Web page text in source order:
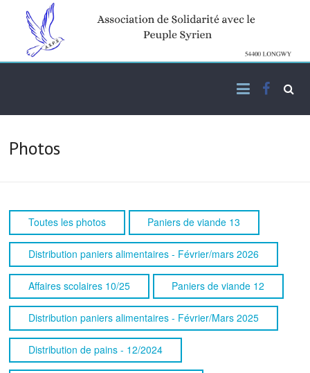
content
Association de solidarité
avec le peuple syrien
Photos
Toutes les photos Paniers de viande 13
Distribution paniers alimentaires - Février/mars 2026
Affaires scolaires 10/25 Paniers de viande 12
Distribution paniers alimentaires - Février/Mars 2025
Distribution de pains - 12/2024